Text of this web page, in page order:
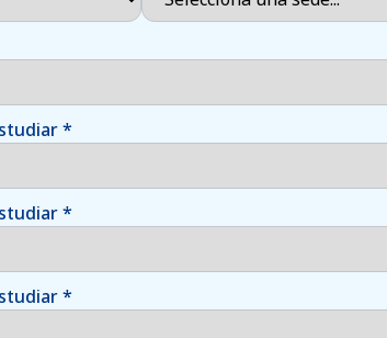
*
*
*